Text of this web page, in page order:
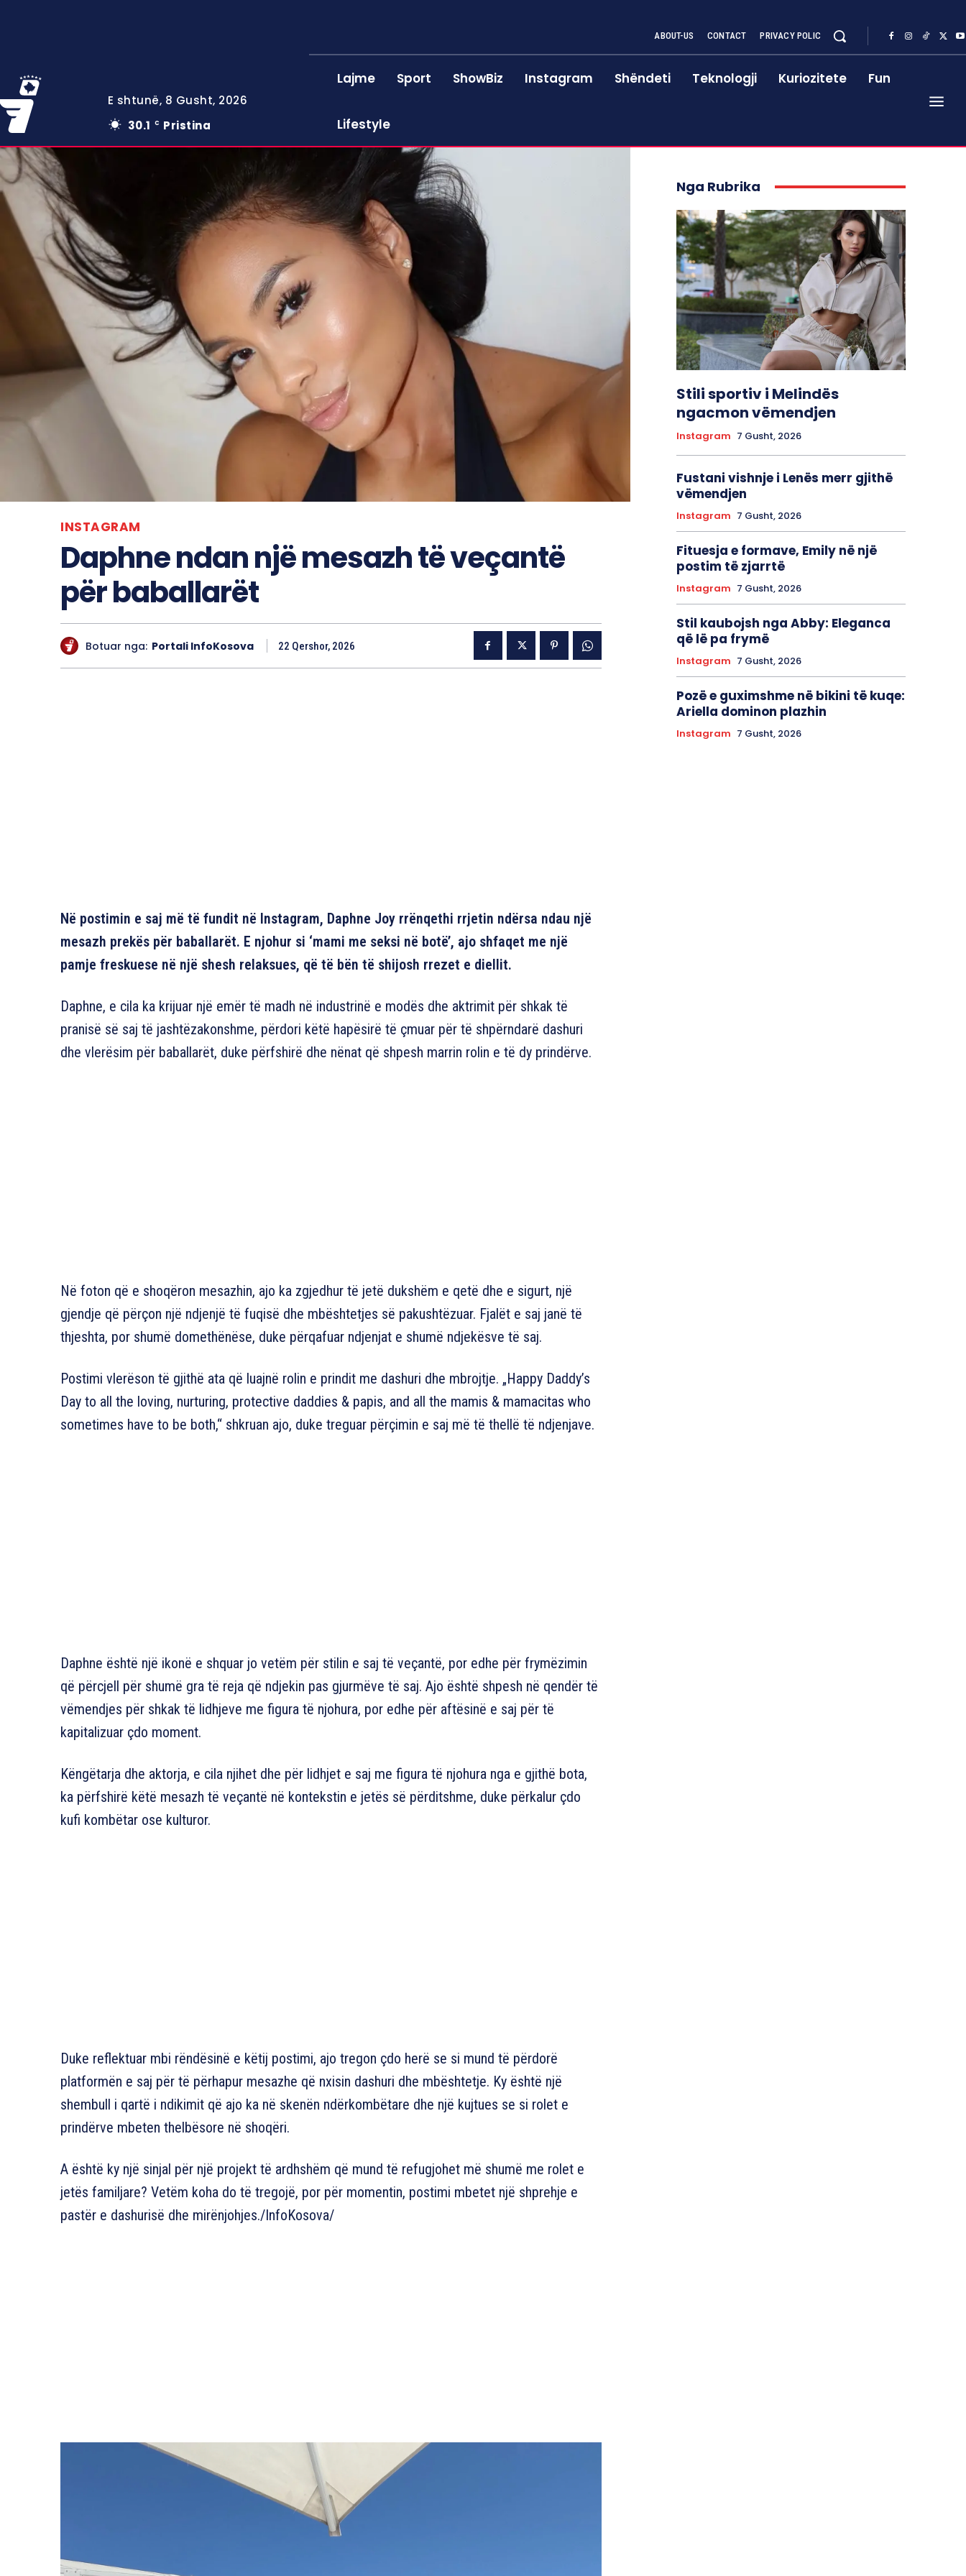
E shtunë, 8 Gusht, 2026
30.1
C Pristina
ABOUT-US CONTACT PRIVACY POLIC
Lajme Sport ShowBiz Instagram Shëndeti Teknologji Kuriozitete Fun
Lifestyle
INSTAGRAM
Daphne ndan një mesazh të veçantë
për baballarët
Botuar nga: Portali InfoKosova 22 Qershor, 2026
Në postimin e saj më të fundit në Instagram, Daphne Joy rrënqethi rrjetin ndërsa ndau një
mesazh prekës për baballarët. E njohur si ‘mami me seksi në botë’, ajo shfaqet me një
pamje freskuese në një shesh relaksues, që të bën të shijosh rrezet e diellit.
Daphne, e cila ka krijuar një emër të madh në industrinë e modës dhe aktrimit për shkak të
pranisë së saj të jashtëzakonshme, përdori këtë hapësirë të çmuar për të shpërndarë dashuri
dhe vlerësim për baballarët, duke përfshirë dhe nënat që shpesh marrin rolin e të dy prindërve.
Në foton që e shoqëron mesazhin, ajo ka zgjedhur të jetë dukshëm e qetë dhe e sigurt, një
gjendje që përçon një ndjenjë të fuqisë dhe mbështetjes së pakushtëzuar. Fjalët e saj janë të
thjeshta, por shumë domethënëse, duke përqafuar ndjenjat e shumë ndjekësve të saj.
Postimi vlerëson të gjithë ata që luajnë rolin e prindit me dashuri dhe mbrojtje. „Happy Daddy’s
Day to all the loving, nurturing, protective daddies & papis, and all the mamis & mamacitas who
sometimes have to be both,“ shkruan ajo, duke treguar përçimin e saj më të thellë të ndjenjave.
Daphne është një ikonë e shquar jo vetëm për stilin e saj të veçantë, por edhe për frymëzimin
që përcjell për shumë gra të reja që ndjekin pas gjurmëve të saj. Ajo është shpesh në qendër të
vëmendjes për shkak të lidhjeve me figura të njohura, por edhe për aftësinë e saj për të
kapitalizuar çdo moment.
Këngëtarja dhe aktorja, e cila njihet dhe për lidhjet e saj me figura të njohura nga e gjithë bota,
ka përfshirë këtë mesazh të veçantë në kontekstin e jetës së përditshme, duke përkalur çdo
kufi kombëtar ose kulturor.
Duke reflektuar mbi rëndësinë e këtij postimi, ajo tregon çdo herë se si mund të përdorë
platformën e saj për të përhapur mesazhe që nxisin dashuri dhe mbështetje. Ky është një
shembull i qartë i ndikimit që ajo ka në skenën ndërkombëtare dhe një kujtues se si rolet e
prindërve mbeten thelbësore në shoqëri.
A është ky një sinjal për një projekt të ardhshëm që mund të refugjohet më shumë me rolet e
jetës familjare? Vetëm koha do të tregojë, por për momentin, postimi mbetet një shprehje e
pastër e dashurisë dhe mirënjohjes./InfoKosova/
Nga Rubrika
Stili sportiv i Melindës
ngacmon vëmendjen
Instagram 7 Gusht, 2026
Fustani vishnje i Lenës merr gjithë
vëmendjen
Instagram 7 Gusht, 2026
Fituesja e formave, Emily në një
postim të zjarrtë
Instagram 7 Gusht, 2026
Stil kaubojsh nga Abby: Eleganca
që lë pa frymë
Instagram 7 Gusht, 2026
Pozë e guximshme në bikini të kuqe:
Ariella dominon plazhin
Instagram 7 Gusht, 2026